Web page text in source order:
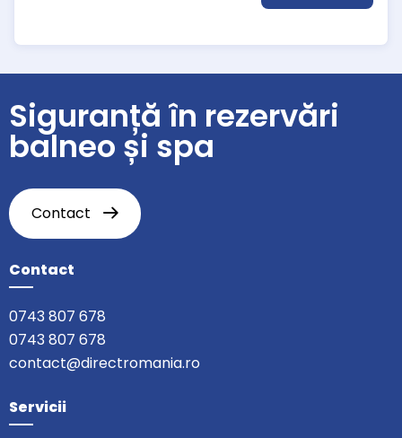
Siguranță în rezervări
balneo și spa
Contact
Contact
0743 807 678
0743 807 678
contact@directromania.ro
Servicii